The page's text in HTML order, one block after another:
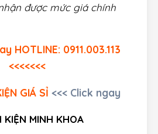
được mức giá chính
HOTLINE: 0911.003.113
<<<<<<<
GIÁ SỈ <<< Click ngay
KIỆN MINH KHOA